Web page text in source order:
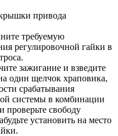
привода
требуемую
регулировочной гайки в
зажигание и взведите
один щелчок храповика,
срабатывания
системы в комбинации
проверьте свободу
установить на место